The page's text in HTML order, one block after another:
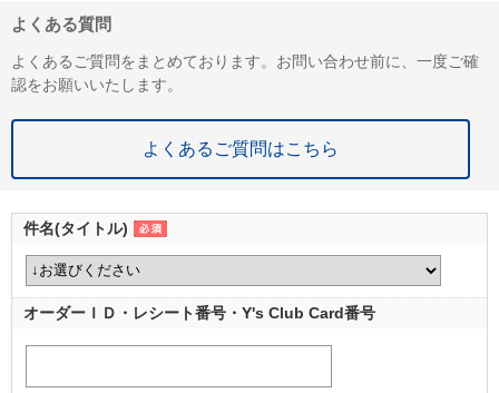
よくある質問
よくあるご質問をまとめております。お問い合わせ前に、一度ご確
認をお願いいたします。
よくあるご質問はこちら
件名(タイトル)
オーダーＩＤ・レシート番号・Y's Club Card番号